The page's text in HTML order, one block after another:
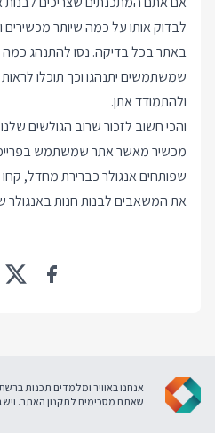
לבדוק אותו על כמה שיותר
באתר בכל בדיקה. נסו להתנהג
שמשתמשים יתנהגו וכך תוכלו
ולהתמודד אתן.
והכי חשוב לזכור שרוב הגולשים
מכשיר מאשר אתר שמשתמש
שפותחים אנגולר כברירת מחדל,
את המשאבים לבנות חנות באנגולר
שאתם מסכימים לתקנון האתר. ויש